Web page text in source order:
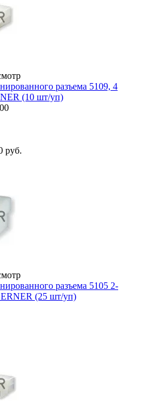
разъема 5109, 4
(10 шт/уп)
руб.
разъема 5105 2-
(25 шт/уп)